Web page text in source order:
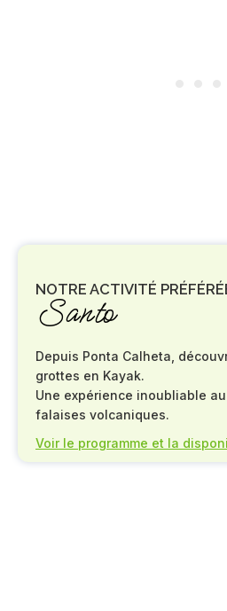
NOTRE ACTIVITÉ
Santo
Depuis Ponta Calheta,
grottes en Kayak.
Une expérience inoubliable
falaises volcaniques.
Voir le programme et la